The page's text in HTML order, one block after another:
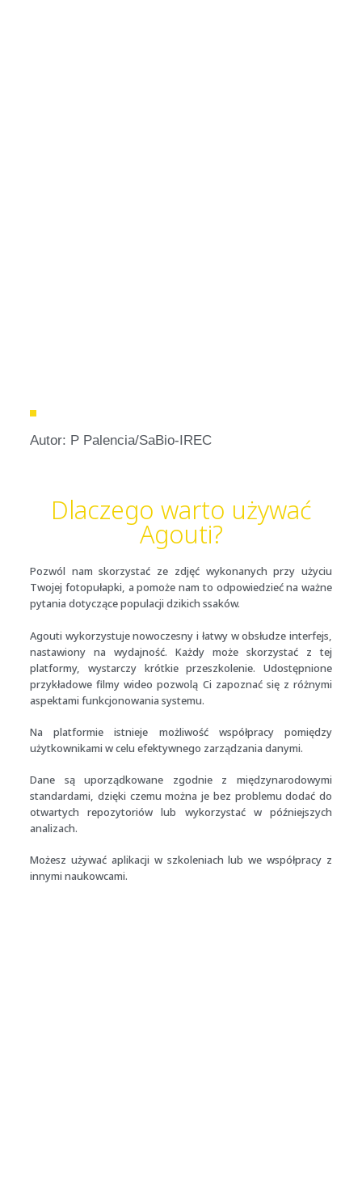
Autor: P Palencia/SaBio-IREC
Dlaczego warto używać
Agouti?
Pozwól nam skorzystać ze zdjęć wykonanych przy użyciu
Twojej fotopułapki, a pomoże nam to odpowiedzieć na ważne
pytania dotyczące populacji dzikich ssaków.
Agouti wykorzystuje nowoczesny i łatwy w obsłudze interfejs,
nastawiony na wydajność. Każdy może skorzystać z tej
platformy, wystarczy krótkie przeszkolenie. Udostępnione
przykładowe filmy wideo pozwolą Ci zapoznać się z różnymi
aspektami funkcjonowania systemu.
Na platformie istnieje możliwość współpracy pomiędzy
użytkownikami w celu efektywnego zarządzania danymi.
Dane są uporządkowane zgodnie z międzynarodowymi
standardami, dzięki czemu można je bez problemu dodać do
otwartych repozytoriów lub wykorzystać w późniejszych
analizach.
Możesz używać aplikacji w szkoleniach lub we współpracy z
innymi naukowcami.